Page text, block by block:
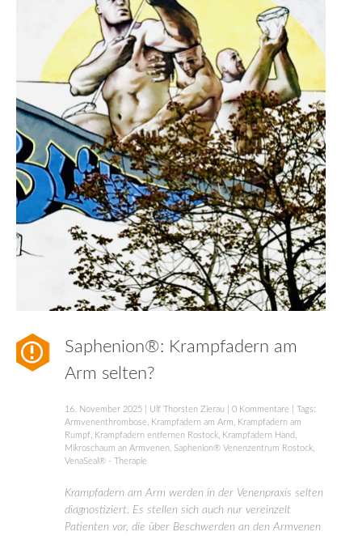
Saphenion®: Krampfadern am
Arm selten?
16. November 2025 Ulf Thorsten Zierau 0 Kommentare | Tags:
Armvenenthrombose
Krampfadern am Arm
Krampfadern am
Rumpf
Krampfadern entfernen Rostock Krampfadern Hand
Mikroschaum an Armvenen Saphenion® Venenzentrum Rostock
VenaSeal® - Therapie
Krampfadern am Arm werden in der Venenpraxis selten
diagnostiziert. Es stellen sich auch nur vereinzelt
Patienten vor, die über Beschwerden an den Armvenen